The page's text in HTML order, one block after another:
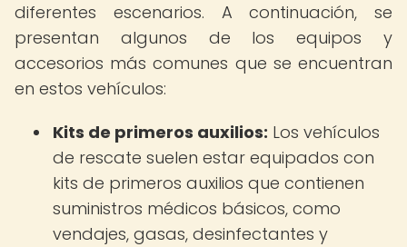
diferentes escenarios. A continuación, se
presentan algunos de los equipos y
accesorios más comunes que se encuentran
en estos vehículos:
Kits de primeros auxilios: Los vehículos
de rescate suelen estar equipados con
kits de primeros auxilios que contienen
suministros médicos básicos, como
vendajes, gasas, desinfectantes y